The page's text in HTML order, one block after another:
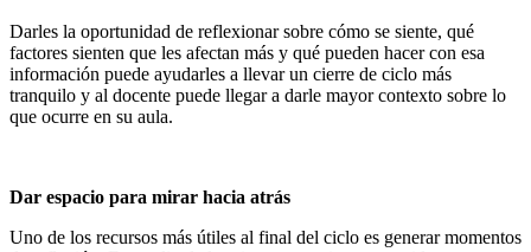
Darles la oportunidad de reflexionar sobre cómo se siente, qué
factores sienten que les afectan más y qué pueden hacer con esa
información puede ayudarles a llevar un cierre de ciclo más
tranquilo y al docente puede llegar a darle mayor contexto sobre lo
que ocurre en su aula.
Dar espacio para mirar hacia atrás
Uno de los recursos más útiles al final del ciclo es generar momentos